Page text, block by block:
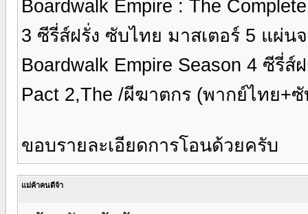
Boardwalk Empire : The
3 ซีรี่ส์ฝรั่ง ซับไทย มาสเตอร์ 5 แผ่น
Boardwalk Empire Season 4 ซีรี่
Pact 2,The /ผีฆาตกร (พากย์ไทย+
ขอบรายละเอียดการโอนด้วยครับ
แม่ค้าคนดีจ้า